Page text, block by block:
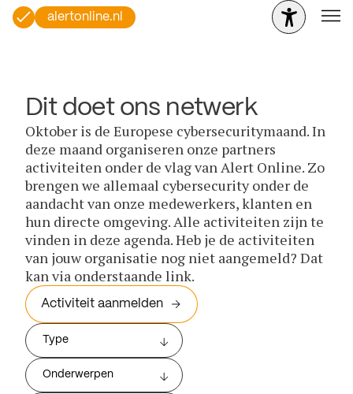
alertonline.nl
Dit doet ons netwerk
Oktober is de Europese cybersecuritymaand. In
deze maand organiseren onze partners
activiteiten onder de vlag van Alert Online. Zo
brengen we allemaal cybersecurity onder de
aandacht van onze medewerkers, klanten en
hun directe omgeving. Alle activiteiten zijn te
vinden in deze agenda. Heb je de activiteiten
van jouw organisatie nog niet aangemeld? Dat
kan via onderstaande link.
Activiteit aanmelden
Type
Onderwerpen